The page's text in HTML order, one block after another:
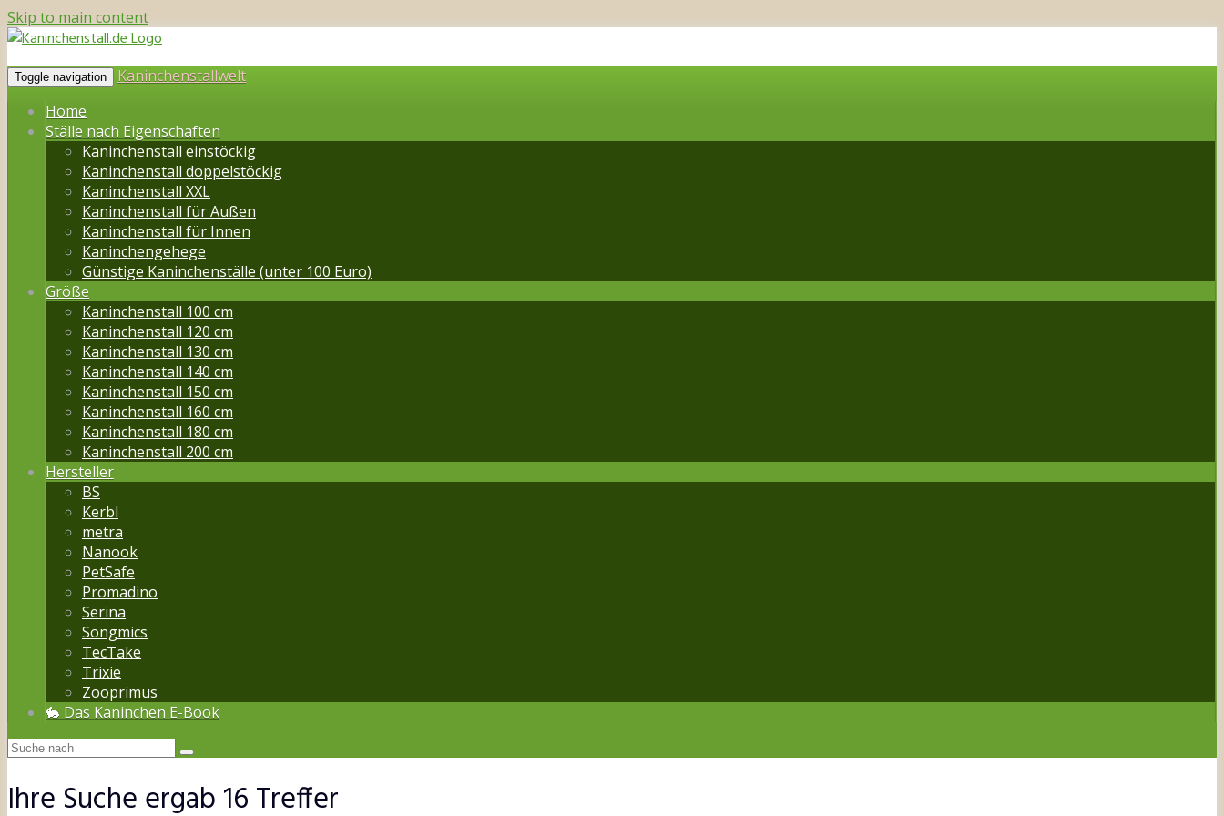
Skip to main content
Toggle navigation
Kaninchenstallwelt
Home
Ställe nach Eigenschaften
Kaninchenstall einstöckig
Kaninchenstall doppelstöckig
Kaninchenstall XXL
Kaninchenstall für Außen
Kaninchenstall für Innen
Kaninchengehege
Günstige Kaninchenställe (unter 100 Euro)
Größe
Kaninchenstall 100 cm
Kaninchenstall 120 cm
Kaninchenstall 130 cm
Kaninchenstall 140 cm
Kaninchenstall 150 cm
Kaninchenstall 160 cm
Kaninchenstall 180 cm
Kaninchenstall 200 cm
Hersteller
BS
Kerbl
metra
Nanook
PetSafe
Promadino
Serina
Songmics
TecTake
Trixie
Zooprimus
🐇 Das Kaninchen E-Book
Ihre Suche ergab16Treffer